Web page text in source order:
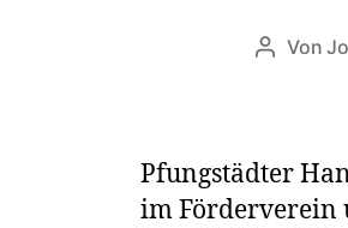
Von
Pfungstädter
im Förderverein